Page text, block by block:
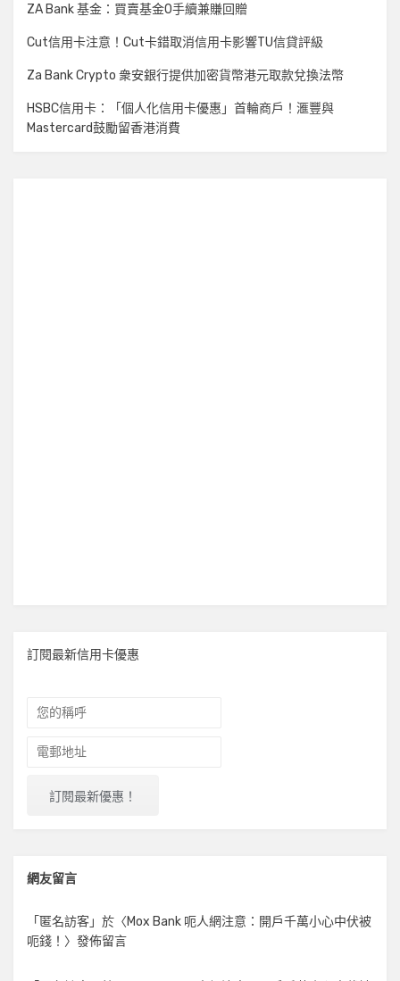
ZA Bank 基金：買賣基金0手續兼賺回贈
Cut信用卡注意！Cut卡錯取消信用卡影響TU信貸評級
Za Bank Crypto 衆安銀行提供加密貨幣港元取款兌換法幣
HSBC信用卡：「個人化信用卡優惠」首輪商戶！滙豐與
Mastercard鼓勵留香港消費
訂閱最新信用卡優惠
網友留言
「匿名訪客」於〈Mox Bank 呃人網注意：開戶千萬小心中伏被
呃錢！ 〉發佈留言